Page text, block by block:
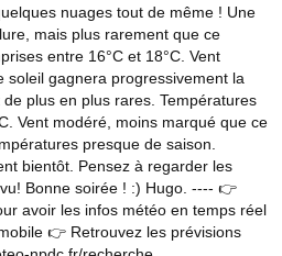
nuages tout de même ! Une
mais plus rarement que ce
entre 16°C et 18°C. Vent
soleil gagnera progressivement la
plus en plus rares. Températures
Vent modéré, moins marqué que ce
presque de saison.
bientôt. Pensez à regarder les
Bonne soirée ! :) Hugo. ---- 👉
avoir les infos météo en temps réel
👉 Retrouvez les prévisions